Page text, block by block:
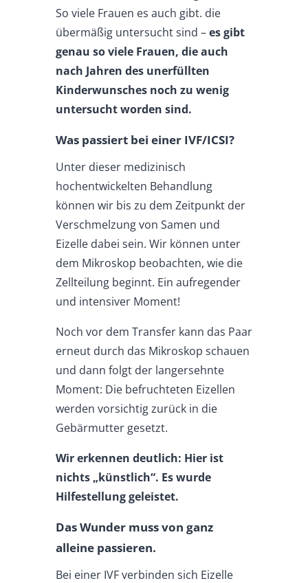
So viele Frauen es auch gibt. die
übermäßig untersucht sind –es gibt
genau so viele Frauen, die auch
nach Jahren des unerfüllten
Kinderwunsches noch zu wenig
untersucht worden sind.
Was passiert bei einer IVF/ICSI?
Unter dieser medizinisch
hochentwickelten Behandlung
können wir bis zu dem Zeitpunkt der
Verschmelzung von Samen und
Eizelle dabei sein. Wir können unter
dem Mikroskop beobachten, wie die
Zellteilung beginnt. Ein aufregender
und intensiver Moment!
Noch vor dem Transfer kann das Paar
erneut durch das Mikroskop schauen
und dann folgt der langersehnte
Moment: Die befruchteten Eizellen
werden vorsichtig zurück in die
Gebärmutter gesetzt.
Wir erkennen deutlich: Hier ist
nichts „künstlich“. Es wurde
Hilfestellung geleistet.
Das Wunder muss von ganz
alleine passieren.
Bei einer IVF verbinden sich Eizelle